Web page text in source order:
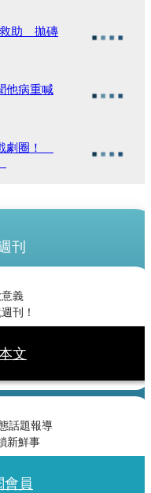
救助 拋磚
他病重喊
劇圈！
刊
義
刊！
文
話題報導
新鮮事
會員